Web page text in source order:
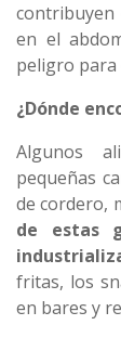
contribuyen
en el
peligro para
¿Dónde
Algunos
pequeñas
de cordero,
de estas
fritas, los
en bares y